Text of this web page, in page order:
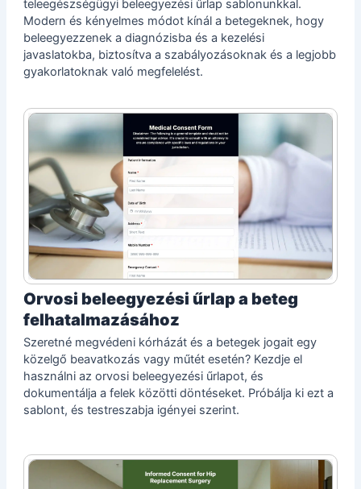
teleegészségügyi beleegyezési űrlap sablonunkkal.
Modern és kényelmes módot kínál a betegeknek, hogy
beleegyezzenek a diagnózisba és a kezelési
javaslatokba, biztosítva a szabályozásoknak és a legjobb
gyakorlatoknak való megfelelést.
Orvosi beleegyezési űrlap a beteg
felhatalmazásához
Szeretné megvédeni kórházát és a betegek jogait egy
közelgő beavatkozás vagy műtét esetén? Kezdje el
használni az orvosi beleegyezési űrlapot, és
dokumentálja a felek közötti döntéseket. Próbálja ki ezt a
sablont, és testreszabja igényei szerint.